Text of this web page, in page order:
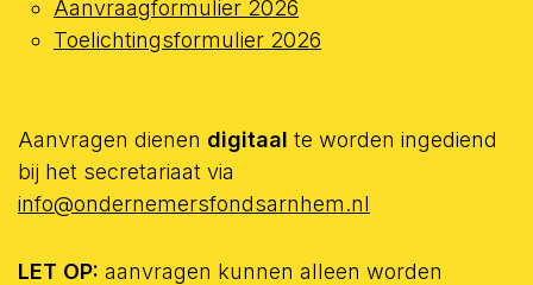
Aanvraagformulier 2026
Toelichtingsformulier 2026
Aanvragen dienen digitaal te worden ingediend
bij het secretariaat via
info@ondernemersfondsarnhem.nl
LET OP: aanvragen kunnen alleen worden